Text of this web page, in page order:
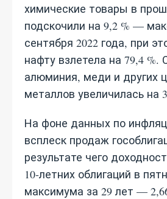
химические товары в
подскочили на 9,2 % —
сентября 2022 года, при
нафту взлетела на 79,4 %.
алюминия, меди и других
металлов увеличилась на
На фоне данных по
всплеск продаж
результате чего
10‑летних облигаций в
максимума за 29 лет —